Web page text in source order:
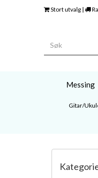
Stort utvalg |
Messing
Gitar/